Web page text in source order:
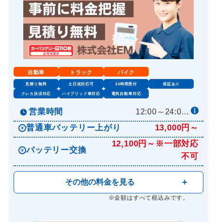
自動車 トラック バイク
見積り無料 土日祝対応可 24時間受付 保証あり
クレカ決済対応 ハイブリッド車対応 電気自動車対応
営業時間 12:00～24:0...
普通車バッテリー上がり 13,000円～
バッテリー交換
12,100円～※一部対応
不可
その他の料金を見る
※金額はすべて税込みです。